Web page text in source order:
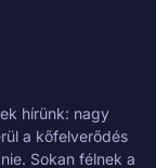
hírünk: nagy
a kőfelverődés
Sokan félnek a